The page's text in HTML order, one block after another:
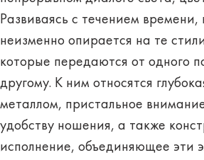
Развиваясь с течением времени,
неизменно опирается на те
которые передаются от одного
другому. К ним относятся
металлом, пристальное
удобству ношения, а также
исполнение, объединяющее эти